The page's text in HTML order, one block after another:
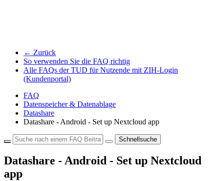
← Zurück
So verwenden Sie die FAQ richtig
Alle FAQs der TUD für Nutzende mit ZIH-Login
(Kundenportal)
FAQ
Datenspeicher & Datenablage
Datashare
Datashare - Android - Set up Nextcloud app
Schnellsuche
Datashare - Android - Set up Nextcloud
app